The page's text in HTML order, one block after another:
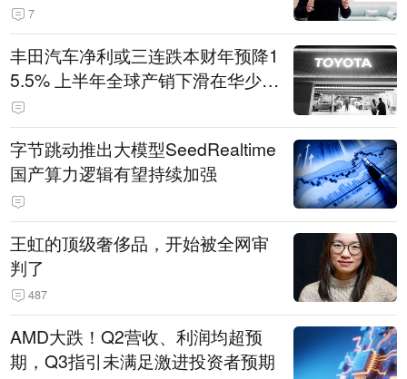
7
丰田汽车净利或三连跌本财年预降1
5.5% 上半年全球产销下滑在华少卖
14.3万辆
字节跳动推出大模型SeedRealtime
国产算力逻辑有望持续加强
王虹的顶级奢侈品，开始被全网审
判了
487
AMD大跌！Q2营收、利润均超预
期，Q3指引未满足激进投资者预期